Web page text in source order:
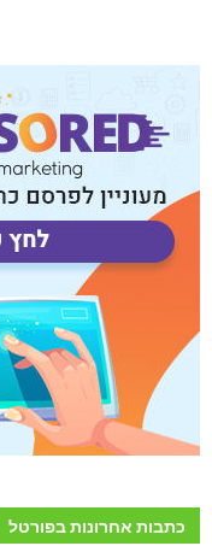
כתבות אחרונות בפורטל